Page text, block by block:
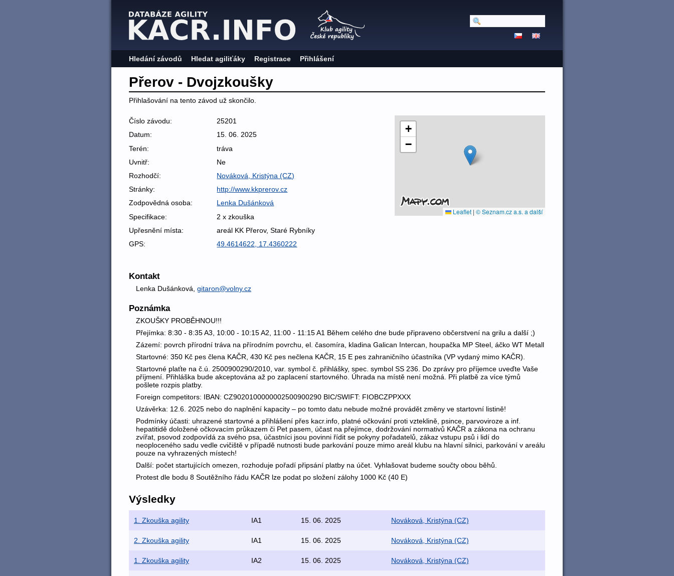
Hledání závodů Hledat agiliťáky Registrace Přihlášení
Přerov - Dvojzkoušky
Přihlašování na tento závod už skončilo.
Číslo závodu:
25201
Datum:
15. 06. 2025
Terén:
tráva
Uvnitř:
Ne
Rozhodčí:
Nováková, Kristýna (CZ)
Stránky:
http://www.kkprerov.cz
Zodpovědná osoba:
Lenka Dušánková
Specifikace:
2 x zkouška
Upřesnění místa:
areál KK Přerov, Staré Rybníky
GPS:
49.4614622, 17.4360222
+
−
Leaflet | © Seznam.cz a.s. a další
Kontakt
Lenka Dušánková, gitaron@volny.cz
Poznámka
ZKOUŠKY PROBĚHNOU!!!
Přejímka: 8:30 - 8:35 A3, 10:00 - 10:15 A2, 11:00 - 11:15 A1 Během celého dne bude připraveno občerstvení na grilu a další ;)
Zázemí: povrch přírodní tráva na přírodním povrchu, el. časomíra, kladina Galican Intercan, houpačka MP Steel, áčko WT Metall
Startovné: 350 Kč pes člena KAČR, 430 Kč pes nečlena KAČR, 15 E pes zahraničního účastníka (VP vydaný mimo KAČR).
Startovné plaťte na č.ú. 2500900290/2010, var. symbol č. přihlášky, spec. symbol SS 236. Do zprávy pro příjemce uveďte Vaše
příjmení. Přihláška bude akceptována až po zaplacení startovného. Úhrada na místě není možná. Při platbě za více týmů
pošlete rozpis platby.
Foreign competitors: IBAN: CZ9020100000002500900290 BIC/SWIFT: FIOBCZPPXXX
Uzávěrka: 12.6. 2025 nebo do naplnění kapacity – po tomto datu nebude možné provádět změny ve startovní listině!
Podmínky účasti: uhrazené startovné a přihlášení přes kacr.info, platné očkování proti vzteklině, psince, parvoviroze a inf.
hepatitidě doložené očkovacím průkazem či Pet pasem, účast na přejímce, dodržování normativů KAČR a zákona na ochranu
zvířat, psovod zodpovídá za svého psa, účastníci jsou povinni řídit se pokyny pořadatelů, zákaz vstupu psů i lidí do
neoploceného sadu vedle cvičiště v případě nutnosti bude parkování pouze mimo areál klubu na hlavní silnici, parkování v areálu
pouze na vyhrazených místech!
Další: počet startujících omezen, rozhoduje pořadí připsání platby na účet. Vyhlašovat budeme součty obou běhů.
Protest dle bodu 8 Soutěžního řádu KAČR lze podat po složení zálohy 1000 Kč (40 E)
Výsledky
1. Zkouška agility IA1 15. 06. 2025 Nováková, Kristýna (CZ)
2. Zkouška agility IA1 15. 06. 2025 Nováková, Kristýna (CZ)
1. Zkouška agility IA2 15. 06. 2025 Nováková, Kristýna (CZ)